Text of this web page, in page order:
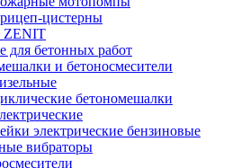
цистерны
ZENIT
для бетонных работ
и бетоносмесители
бетономешалки
электрические бензиновые
вибраторы